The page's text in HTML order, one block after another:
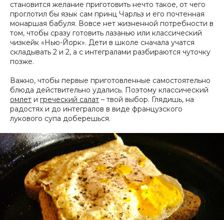
становится желание приготовить нечто такое, от чего
проглотил бы язык сам принц Чарльз и его почтенная
монаршая бабуля. Вовсе нет жизненной потребности в
том, чтобы сразу готовить лазанью или классический
чизкейк «Нью-Йорк». Дети в школе сначала учатся
складывать 2 и 2, а с интегралами разбираются чуточку
позже.
Важно, чтобы первые приготовленные самостоятельно
блюда действительно удались. Поэтому классический
омлет и греческий салат – твой выбор. Глядишь, на
радостях и до интегралов в виде французского
лукового супа доберешься.